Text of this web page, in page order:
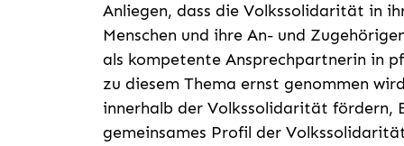
Anliegen, dass die Volkssolidarität in
Menschen und ihre An- und
als kompetente Ansprechpartnerin in
zu diesem Thema ernst genommen
innerhalb der Volkssolidarität fördern,
gemeinsames Profil der